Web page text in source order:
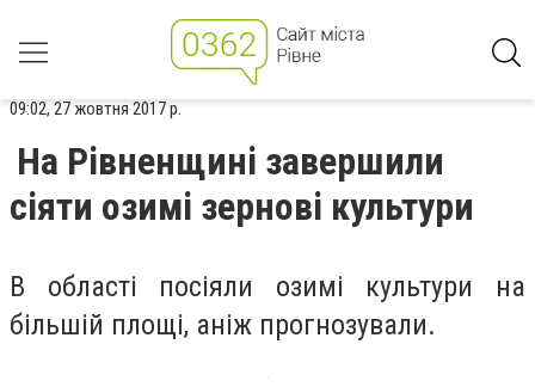
09:02, 27 жовтня 2017 р.
На Рівненщині завершили
сіяти озимі зернові культури
В області посіяли озимі культури на
більшій площі, аніж прогнозували.